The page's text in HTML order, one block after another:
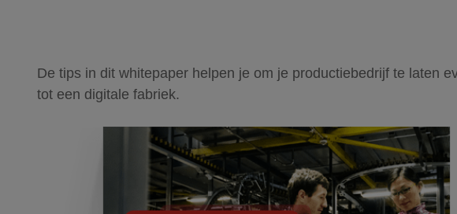
De tips in dit whitepaper helpen je om je productiebedrijf te laten
tot een digitale fabriek.